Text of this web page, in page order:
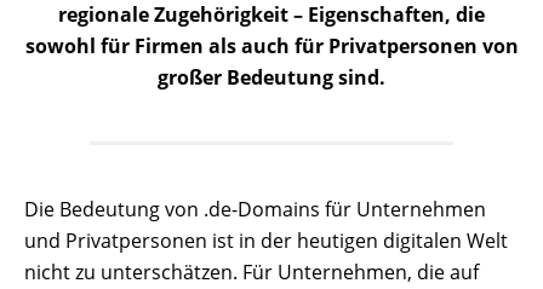
regionale Zugehörigkeit – Eigenschaften, die
sowohl für Firmen als auch für Privatpersonen von
großer Bedeutung sind.
Die Bedeutung von .de-Domains für Unternehmen
und Privatpersonen ist in der heutigen digitalen Welt
nicht zu unterschätzen. Für Unternehmen, die auf